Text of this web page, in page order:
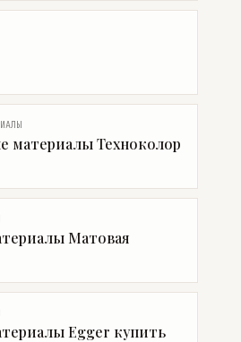
материалы Техноколор
Матовая
Egger купить